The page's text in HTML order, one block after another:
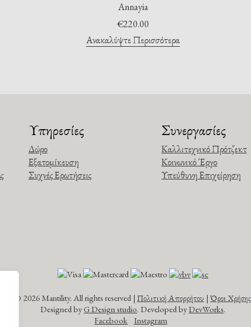
Annayia
€220.00
Ανακαλύψτε Περισσότερα
Υπηρεσίες
Δώρο
Εξατομίκευση
Συχνές Ερωτήσεις
Συνεργασίες
Καλλιτεχνικό Πρότζεκτ
Κοινωνικό Έργο
Υπεύθυνη Επιχείρηση
© 2026 Mantility. All rights reserved | Πολιτική Απορρήτου | Όροι Χρήσης
Designed byG Design studio. Developed byDevWorks.
Facebook
Instagram